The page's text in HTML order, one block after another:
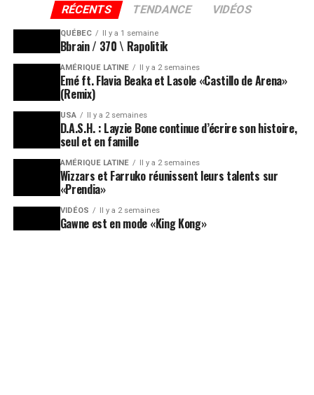
RÉCENTS TENDANCE VIDÉOS
QUÉBEC Il y a 1 semaine
Bbrain / 370 \ Rapolitik
AMÉRIQUE LATINE Il y a 2 semaines
Emé ft. Flavia Beaka et Lasole «Castillo de Arena»
(Remix)
USA Il y a 2 semaines
D.A.S.H. : Layzie Bone continue d’écrire son histoire,
seul et en famille
AMÉRIQUE LATINE Il y a 2 semaines
Wizzars et Farruko réunissent leurs talents sur
«Prendia»
VIDÉOS Il y a 2 semaines
Gawne est en mode «King Kong»